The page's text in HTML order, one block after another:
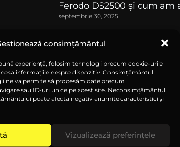
consimțământul
experiență, folosim tehnologii precum cookie-urile
informațiile despre dispozitiv. Consimțământul
ne va permite să procesăm date precum
sau ID-uri unice pe acest site. Neconsimțământul
poate afecta negativ anumite caracteristici și
Vizualizează preferințele
Ferodo DS2500 și cum
septembrie 30, 2025